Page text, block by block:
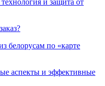
белорусам по «карте
аспекты и эффективные